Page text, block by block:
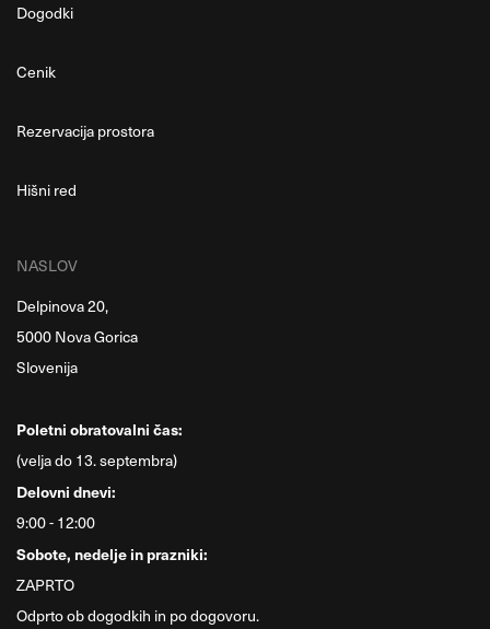
Dogodki
Cenik
Rezervacija prostora
Hišni red
NASLOV
Delpinova 20,
5000 Nova Gorica
Slovenija
Poletni obratovalni čas:
(velja do 13. septembra)
Delovni dnevi:
9:00 - 12:00
Sobote, nedelje in prazniki:
ZAPRTO
Odprto ob dogodkih in po dogovoru.